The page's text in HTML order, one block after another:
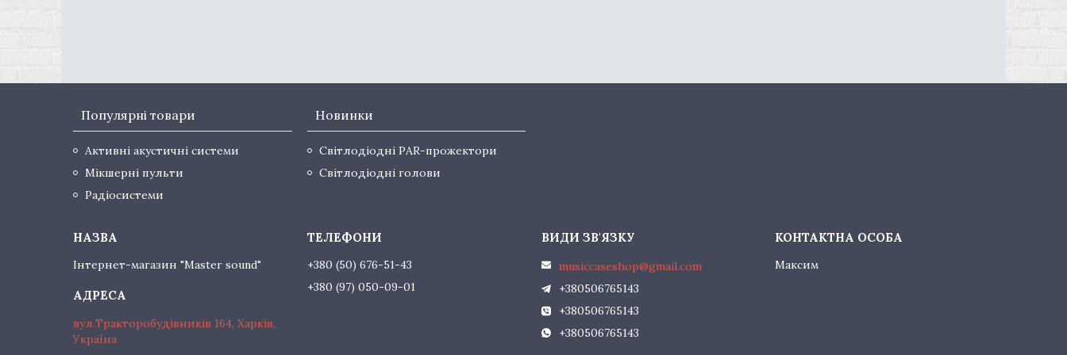
Популярні товари
Активні акустичні системи
Мікшерні пульти
Радіосистеми
Новинки
Світлодіодні PAR-прожектори
Світлодіодні голови
Інтернет-магазин "Master sound"
вул.Тракторобудівників 164, Харків,
Україна
+380 (50) 676-51-43
+380 (97) 050-09-01
musiccaseshop@gmail.com
+380506765143
+380506765143
+380506765143
Максим